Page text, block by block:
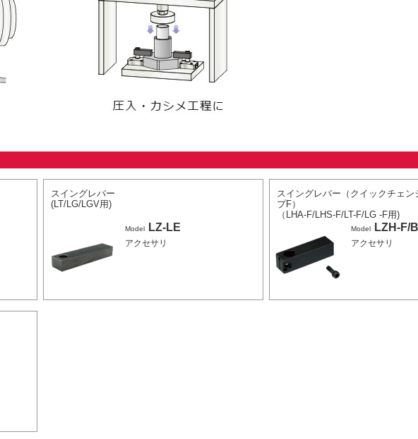
スイングレバー
(LT/LG/LGV用)
Model LZ-LE
アクセサリ
スイングレバー（クイックチェン
プF）
（LHA-F/LHS-F/LT-F/LG -F用)
Model LZH-F/B
アクセサリ